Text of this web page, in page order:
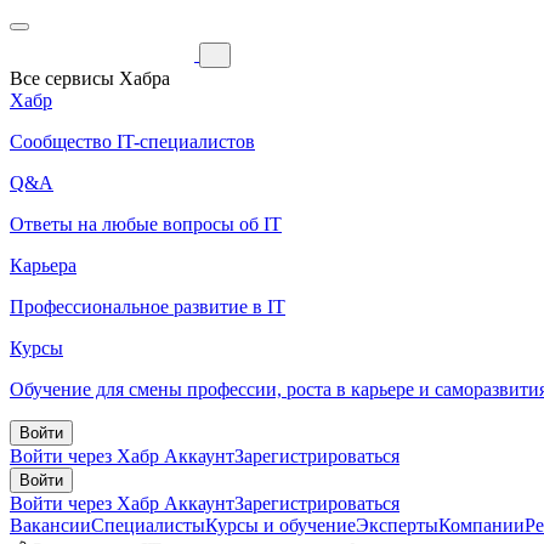
Все сервисы Хабра
Хабр
Сообщество IT-специалистов
Q&A
Ответы на любые вопросы об IT
Карьера
Профессиональное развитие в IT
Курсы
Обучение для смены профессии, роста в карьере и
Войти
Войти через Хабр АккаунтЗарегистрироваться
Войти
Войти через Хабр АккаунтЗарегистрироваться
ВакансииСпециалистыКурсы и обучениеЭкспертыКомпании